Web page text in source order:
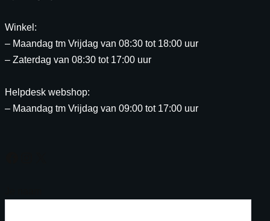
Winkel:
– Maandag tm Vrijdag van 08:30 tot 18:00 uur
– Zaterdag van 08:30 tot 17:00 uur
Helpdesk webshop:
– Maandag tm Vrijdag van 09:00 tot 17:00 uur